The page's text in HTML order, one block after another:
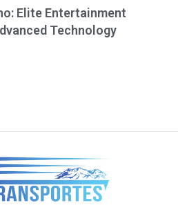
Elite Entertainment
Technology